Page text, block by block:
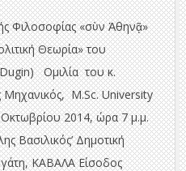
Φιλοσοφίας «σὺν Ἀθηνᾷ»
Θεωρία» του
Ομιλία του κ.
M.Sc. University
2014, ώρα 7 μ.μ.
Βασιλικός’ Δημοτική
ΚΑΒΑΛΑ Είσοδος